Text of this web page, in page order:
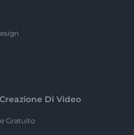
Di Video
Gratuito